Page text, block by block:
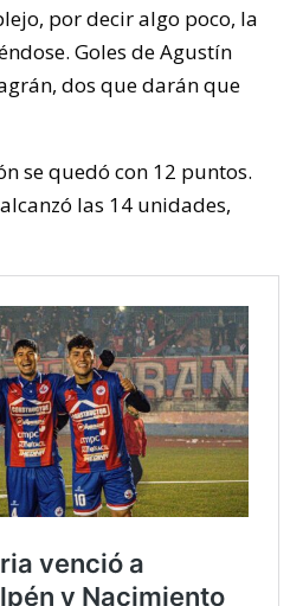
por decir algo poco, la
Goles de Agustín
dos que darán que
se quedó con 12 puntos.
las 14 unidades,